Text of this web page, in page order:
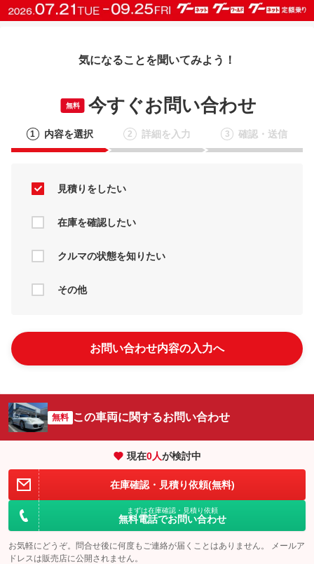
気になることを聞いてみよう！
無料 今すぐお問い合わせ
1 内容を選択 2 詳細を入力 3 確認・送信
見積りをしたい
在庫を確認したい
クルマの状態を知りたい
その他
お問い合わせ内容の入力へ
無料 この車両に関するお問い合わせ
現在0人が検討中
在庫確認・見積り依頼(無料)
まずは在庫確認・見積り依頼
無料電話でお問い合わせ
お気軽にどうぞ。問合せ後に何度もご連絡が届くことはありません。 メールア
ドレスは販売店に公開されません。